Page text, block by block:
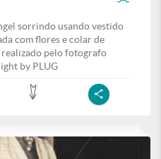
sorrindo usando vestido
com flores e colar de
pelo fotografo
by PLUG